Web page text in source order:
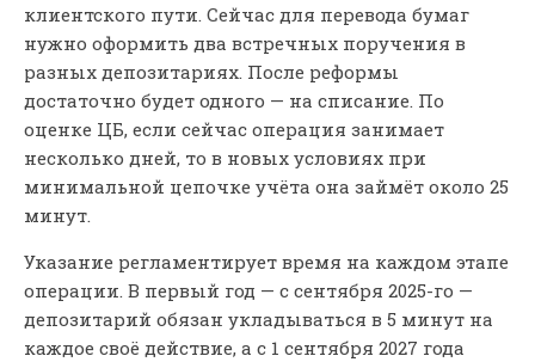
клиентского пути. Сейчас для перевода бумаг
нужно оформить два встречных поручения в
разных депозитариях. После реформы
достаточно будет одного — на списание. По
оценке ЦБ, если сейчас операция занимает
несколько дней, то в новых условиях при
минимальной цепочке учёта она займёт около 25
минут.
Указание регламентирует время на каждом этапе
операции. В первый год — с сентября 2025-го —
депозитарий обязан укладываться в 5 минут на
каждое своё действие, а с 1 сентября 2027 года